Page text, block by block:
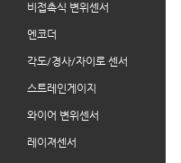
비접촉식 변위센서
엔코더
각도/경사/자이로 센서
스트레인게이지
와이어 변위센서
레이져센서